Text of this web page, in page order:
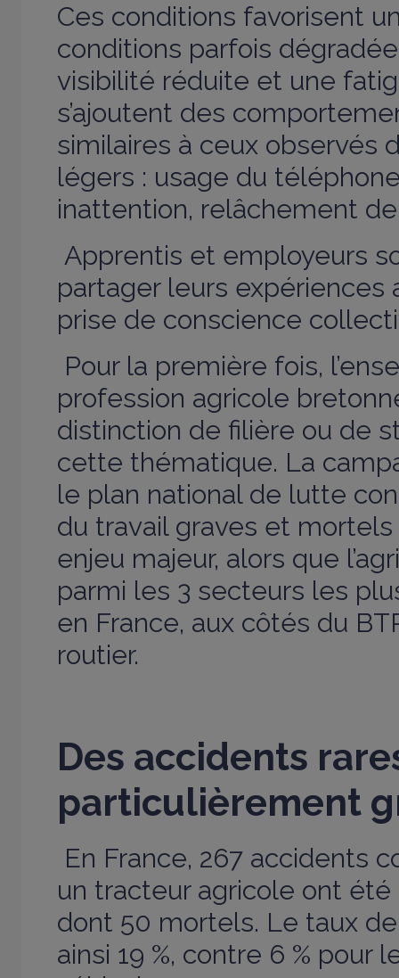
Ces conditions favorisent
conditions parfois
visibilité réduite et une
s’ajoutent des
similaires à ceux observés
légers : usage du
inattention, relâchement
Apprentis et employeurs
partager leurs expériences
prise de conscience
Pour la première fois,
profession agricole
distinction de filière ou de
cette thématique. La
le plan national de lutte
du travail graves et mortels
enjeu majeur, alors que
parmi les 3 secteurs les
en France, aux côtés du
routier.
Des accidents
particulièrement
En France, 267 accidents
un tracteur agricole ont été
dont 50 mortels. Le taux
ainsi 19 %, contre 6 % pour